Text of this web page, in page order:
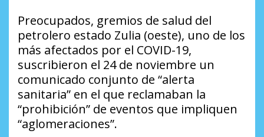
Preocupados, gremios de salud del
petrolero estado Zulia (oeste), uno de los
más afectados por el COVID-19,
suscribieron el 24 de noviembre un
comunicado conjunto de “alerta
sanitaria” en el que reclamaban la
“prohibición” de eventos que impliquen
“aglomeraciones”.